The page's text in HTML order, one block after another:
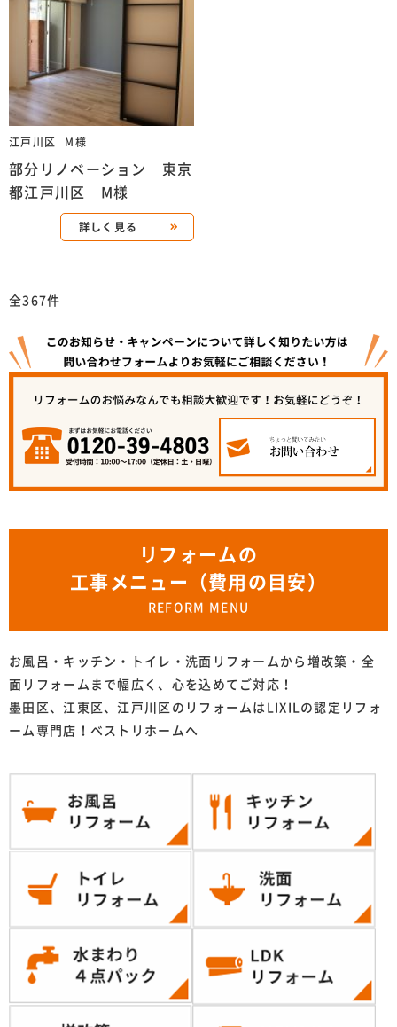
江戸川区 M様
部分リノベーション 東京
都江戸川区 M様
詳しく見る
全367件
リフォームの
工事メニュー（費用の目安）
REFORM MENU
お風呂・キッチン・トイレ・洗面リフォームから増改築・全
面リフォームまで幅広く、心を込めてご対応！
墨田区、江東区、江戸川区のリフォームはLIXILの認定リフォ
ーム専門店！ベストリホームへ